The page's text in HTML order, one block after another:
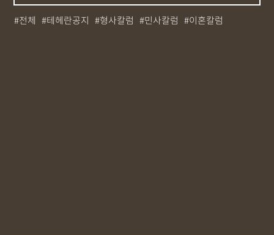
전체 테헤란공지 형사칼럼 민사칼럼
이혼칼럼